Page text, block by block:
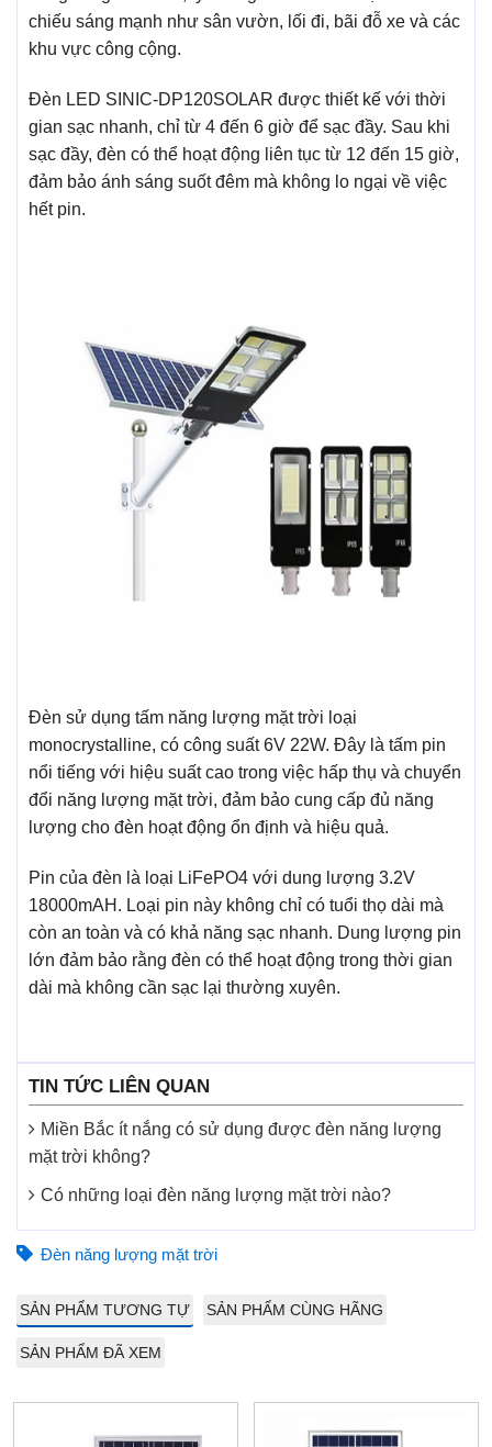
chiếu sáng mạnh như sân vườn, lối đi, bãi đỗ xe và các
khu vực công cộng.
Đèn LED SINIC-DP120SOLAR được thiết kế với thời
gian sạc nhanh, chỉ từ 4 đến 6 giờ để sạc đầy. Sau khi
sạc đầy, đèn có thể hoạt động liên tục từ 12 đến 15 giờ,
đảm bảo ánh sáng suốt đêm mà không lo ngại về việc
hết pin.
Đèn sử dụng tấm năng lượng mặt trời loại
monocrystalline, có công suất 6V 22W. Đây là tấm pin
nổi tiếng với hiệu suất cao trong việc hấp thụ và chuyển
đổi năng lượng mặt trời, đảm bảo cung cấp đủ năng
lượng cho đèn hoạt động ổn định và hiệu quả.
Pin của đèn là loại LiFePO4 với dung lượng 3.2V
18000mAH. Loại pin này không chỉ có tuổi thọ dài mà
còn an toàn và có khả năng sạc nhanh. Dung lượng pin
lớn đảm bảo rằng đèn có thể hoạt động trong thời gian
dài mà không cần sạc lại thường xuyên.
TIN TỨC LIÊN QUAN
Miền Bắc ít nắng có sử dụng được đèn năng lượng
mặt trời không?
Có những loại đèn năng lượng mặt trời nào?
Đèn năng lượng mặt trời
SẢN PHẨM TƯƠNG TỰ SẢN PHẨM CÙNG HÃNG
SẢN PHẨM ĐÃ XEM